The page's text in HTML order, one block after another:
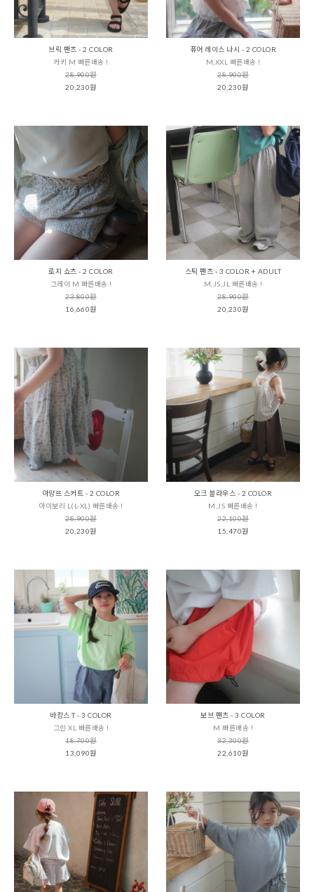
브릭 팬츠 - 2 COLOR
카키 M 빠른배송 !
28,900원
20,230원
퓨어 레이스 나시 - 2 COLOR
M,XXL 빠른배송 !
28,900원
20,230원
로지 쇼츠 - 2 COLOR
그레이 M 빠른배송 !
23,800원
16,660원
스틱 팬츠 - 3 COLOR + ADULT
M,JS,JL 빠른배송 !
28,900원
20,230원
아망뜨 스커트 - 2 COLOR
아이보리 L(L-XL) 빠른배송 !
28,900원
20,230원
오크 블라우스 - 2 COLOR
M,JS 빠른배송 !
22,100원
15,470원
바캉스 T - 3 COLOR
그린 XL 빠른배송 !
18,700원
13,090원
보브 팬츠 - 3 COLOR
M 빠른배송 !
32,300원
22,610원